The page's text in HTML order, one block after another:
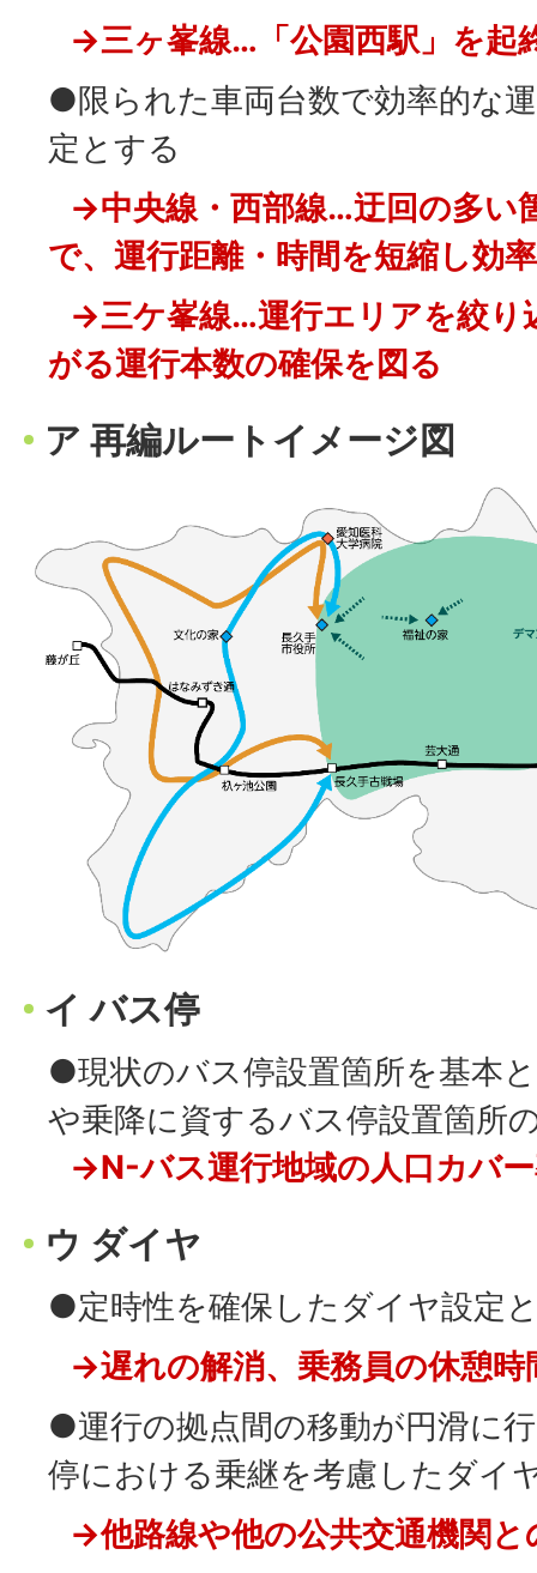
→三ヶ峯線…「公園西駅」を起
●限られた車両台数で効率的な
定とする
→中央線・西部線…迂回の多い
で、運行距離・時間を短縮し効
→三ケ峯線…運行エリアを絞り
がる運行本数の確保を図る
ア 再編ルートイメージ図
イ バス停
●現状のバス停設置箇所を基本
や乗降に資するバス停設置箇所
→N-バス運行地域の人口カバ
ウ ダイヤ
●定時性を確保したダイヤ設定
→遅れの解消、乗務員の休憩時
●運行の拠点間の移動が円滑に
停における乗継を考慮したダイ
→他路線や他の公共交通機関と